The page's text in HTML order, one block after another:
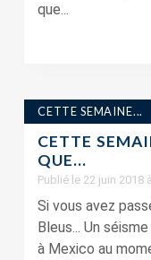
que...
CETTE SEMAINE...
CETTE
QUE…
Publié le 22 juin 2018
Si vous avez
Bleus... Un
à Mexico au